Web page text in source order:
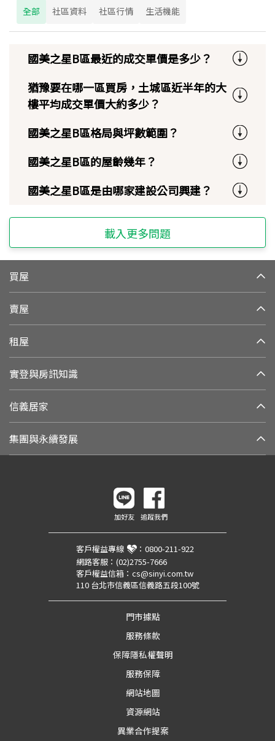
全部 社區資料 社區行情 生活機能
國美之星B區最近的成交單價是多少？
猶豫要在哪一區買房，土城區近半年的大
樓平均成交單價大約多少？
國美之星B區格局與坪數範圍？
國美之星B區的屋齡幾年？
國美之星B區是由哪家建設公司興建？
載入更多問題
買屋
賣屋
租屋
實登與房訊知識
信義居家
集團與永續發展
加好友 追蹤我們
客戶權益專線 ： 0800-211-922
網路客服： (02)2755-7666
客戶權益信箱： cs@sinyi.com.tw
110 台北市信義區信義路五段100號
門市據點
服務條款
保障隱私權聲明
服務保障
網站地圖
資源網站
異業合作提案